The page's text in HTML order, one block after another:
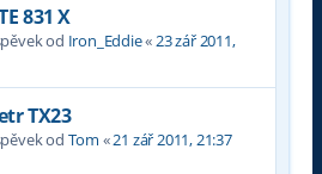
831 X
od Iron_Eddie«23 zář 2011,
TX23
od Tom «21 zář 2011, 21:37